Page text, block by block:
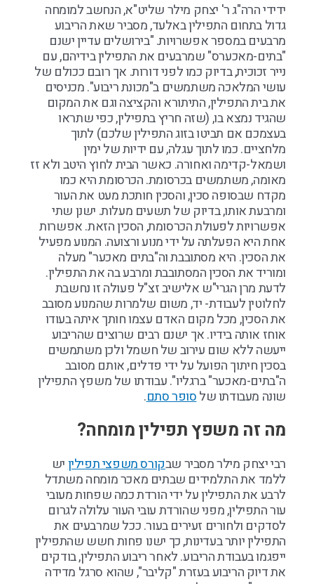
ידידי הרה"ג ר' יצחק מילר שליט"א, הנחשב למומחה
גדול בתחום התפילין באלעד, מסביר שאת הריבוע
מרבעים במספר אפשרויות. "בירושלים עדיין ישנם
"בתים-מאכערס"שמרבעים את התפילין בידיהם, עם
נייר זכוכית, בדיוק כמו לפני דורות. אך רובם ככולם של
עושי המלאכה משתמשים ב"מכונת ריבוע". מכניסים
את בית התפילין, התיתורא והקציצה וגם את המקום
שהגיד נמצא בו, (שזה חריץ בתפילין, כפי שתראו
בעצמכם אם תביטו בזוג התפילין שלכם) לתוך
מלחציים. כמו לתוך עגלה, עם ידיות של ימין
ושמאל-קדימה ואחורה. כאשר הבית לחוץ היטב ולא זז
מאומה, משתמשים בכרסומת. הכרסומת היא כמו
מקדח שבסופה סכין, והסכין חותכת מעט את העור
ומרבעת אותו, בדיוק של תשעים מעלות. ישנן שתי
אפשרויות לפעולת הכרסומת, הסכין הזאת. אפשרות
אחת היא הפעלתה על ידי מנוע ורצועה. המנוע מפעיל
את הסכין. היא מסתובבתוה"בתים מאכער"מעלה
ומוריד את הסכין המסתובבת ומרבע בה את התפילין.
לדעת מרן הגרי"ש אלישיב זצ"ל פעולה זו נחשבת
לחלוטין לעבודת- יד, משום שלמרות שהמנוע מסובב
את הסכין, מכל מקום האדם עצמו חותך איתה בעודו
אוחז אותה בידיו. אך ישנם רבים שרוצים שהריבוע
ייעשה ללא שום עירוב של חשמל ולכן משתמשים
בסכין חיתוך הפועל על ידי פדלים, אותם מסובב
ה"בתים-מאכער" ברגליו". עבודתו של משפץ התפילין
שונה מעבודתו שלסופר סתם.
מה זה משפץ תפילין מומחה?
רבי יצחק מילר מסביר שבקורס משפצי תפיליןיש
ללמד את התלמידים שבתים מאכר מומחה משתדל
לרבע את התפילין על ידי הורדת כמה שפחות מעובי
עור התפילין, מפני שהורדת עובי העור עלולה לגרום
לסדקים ולחורים זעירים בעור. ככל שמרבעים את
התפילין יותר בעדינות, כך ישנו פחות חשש שהתפילין
ייפגמו בעבודת הריבוע. לאחר ריבוע התפילין, בודקים
את דיוק הריבוע בעזרת "קליבר", שהוא סרגל מדידה